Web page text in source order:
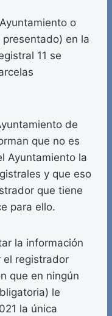
o
en la
11 se
de
que no es
Ayuntamiento la
y que eso
que tiene
para ello.
la información
el registrador
que en ningún
le
la única